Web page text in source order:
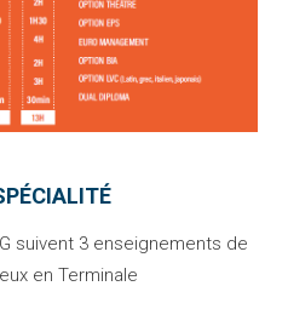
suivent 3 enseignements de
en Terminale